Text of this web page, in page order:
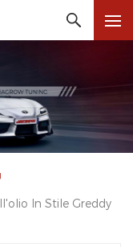
In Stile Greddy